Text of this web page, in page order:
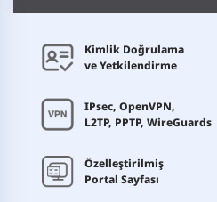
Kimlik Doğrulama
ve Yetkilendirme
IPsec, OpenVPN,
L2TP, PPTP, WireGuards
Özelleştirilmiş
Portal Sayfası